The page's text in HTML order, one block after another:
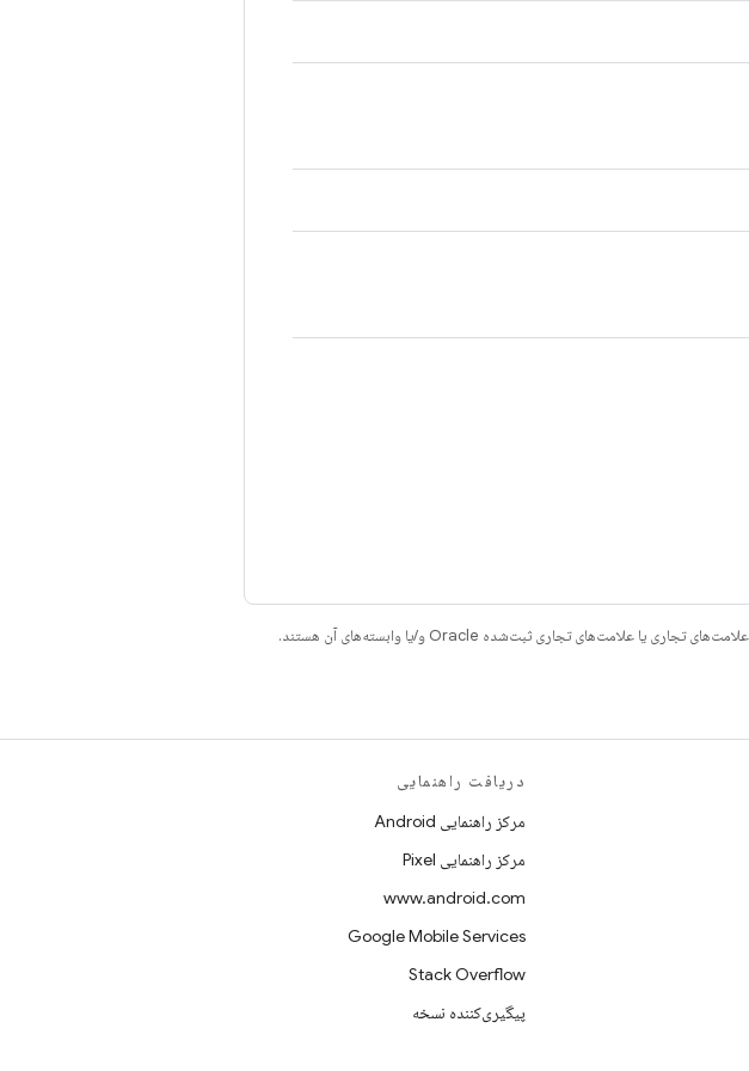
دریافت راهنمایی
مرکز راهنمایی Android
مرکز راهنمایی Pixel
www.android.com
Google Mobile Services
Stack Overflow
پیگیری‌کننده نسخه